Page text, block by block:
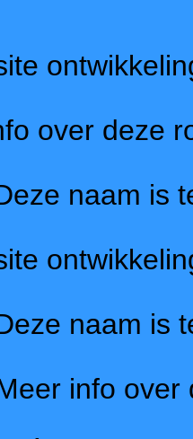
over deze
naam is
naam is
info over